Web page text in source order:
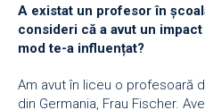
A existat un profesor în
consideri că a avut un
mod te-a influențat?
Am avut în liceu o profesoară
din Germania, Frau Fischer.